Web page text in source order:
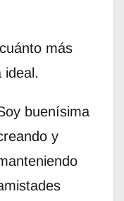
más
ideal.
buenísima
y